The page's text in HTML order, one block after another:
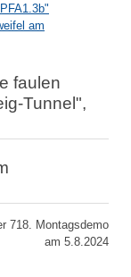
am
faulen
Tunnel",
718. Montagsdemo
am 5.8.2024